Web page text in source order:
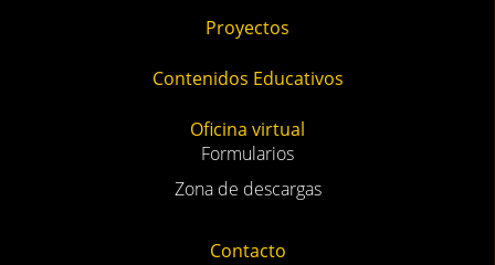
Proyectos
Contenidos Educativos
Oficina virtual
Formularios
Zona de descargas
Contacto